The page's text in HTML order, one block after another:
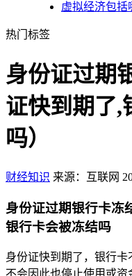
虚拟经济包括
热门标签
身份证过期
证快到期了,
吗）
财经知识 来源：互联网
身份证过期银行卡冻
银行卡会被冻结吗
身份证快到期了，银行